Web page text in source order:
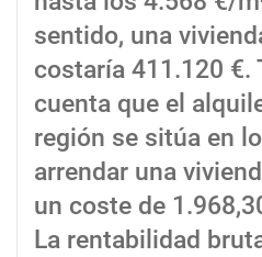
sentido, una
costaría 411.120 €.
cuenta que el
región se sitúa en
arrendar una
un coste de
La rentabilidad